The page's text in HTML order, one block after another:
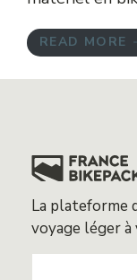
READ MORE
La plateforme
voyage léger à